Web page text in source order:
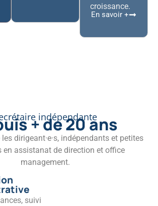
croissance.
En savoir +
indépendante
+ de 20 ans
dirigeant·e·s, indépendants et petites
en assistanat de direction et office
management.
suivi